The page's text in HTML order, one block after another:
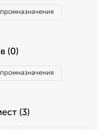
(0)
(3)